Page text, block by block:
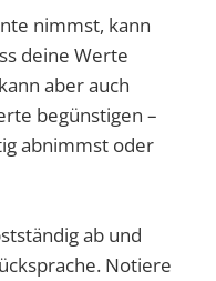
nimmst, kann
deine Werte
aber auch
begünstigen –
abnimmst oder
ab und
Notiere